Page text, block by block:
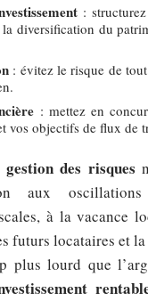
:
diversification du
: évitez le risque de
: mettez en
vos objectifs de flux de
gestion des risques
aux
à la vacance
futurs locataires et
plus lourd que